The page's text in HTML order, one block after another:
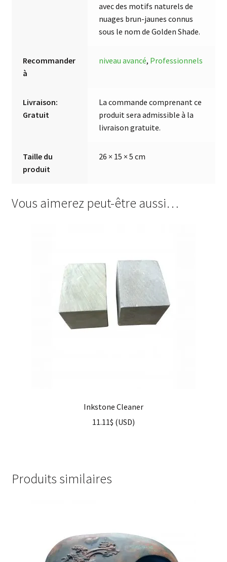
avec des motifs naturels de
nuages brun-jaunes connus
sous le nom de Golden Shade.
Recommander
à
niveau avancé, Professionnels
Livraison:
Gratuit
La commande comprenant ce
produit sera admissible à la
livraison gratuite.
Taille du
produit
26 × 15 × 5 cm
Vous aimerez peut-être aussi…
Inkstone Cleaner
11.11$ (USD)
Produits similaires